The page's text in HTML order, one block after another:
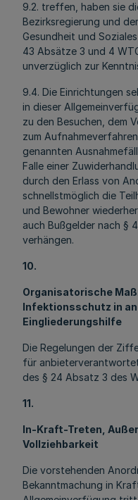
9.2. treffen, haben sie
Bezirksregierung und
Gesundheit und
43 Absätze 3 und 4
unverzüglich zur
9.4. Die Einrichtungen
in dieser
zu den Besuchen, dem
zum
genannten
Falle einer
durch den Erlass von
schnellstmöglich die
und Bewohner
auch Bußgelder nach §
verhängen.
10.
Organisatorische
Infektionsschutz in
Eingliederungshilfe
Die Regelungen der
für
des § 24 Absatz 3 des
11.
In-Kraft-Treten,
Vollziehbarkeit
Die vorstehenden
Bekanntmachung in